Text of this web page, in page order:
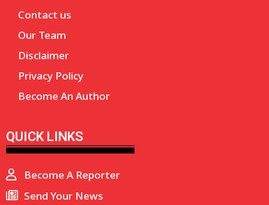
Contact us
Our Team
Disclaimer
Privacy Policy
Become An Author
QUICK LINKS
Become A Reporter
Send Your News